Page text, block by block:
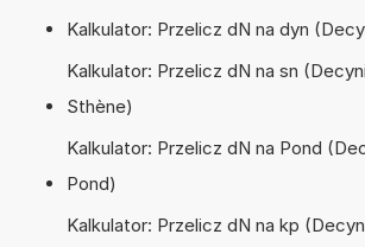
Kalkulator: Przelicz dN na dyn
Kalkulator: Przelicz dN na sn
Sthène)
Kalkulator: Przelicz dN na Pond
Pond)
Kalkulator: Przelicz dN na kp